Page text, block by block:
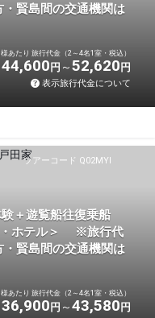
賢島間の交通機関は
あたり 旅行代金（2～4名1室・税込）
44,600 円 52,620 円
表示旅行代金について
ツアーコード Q02MYI
＋遊覧船往復乗船
・ホテル＞ ※旅行代
賢島間の交通機関は
あたり 旅行代金（2～4名1室・税込）
36,900 円 43,580 円